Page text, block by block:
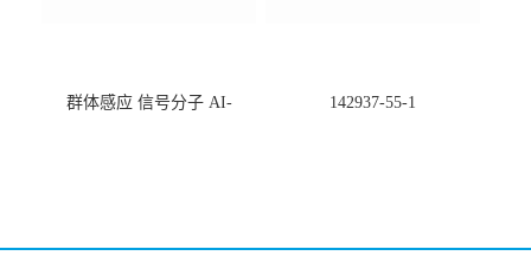
群体感应 信号分子 AI-
142937-55-1